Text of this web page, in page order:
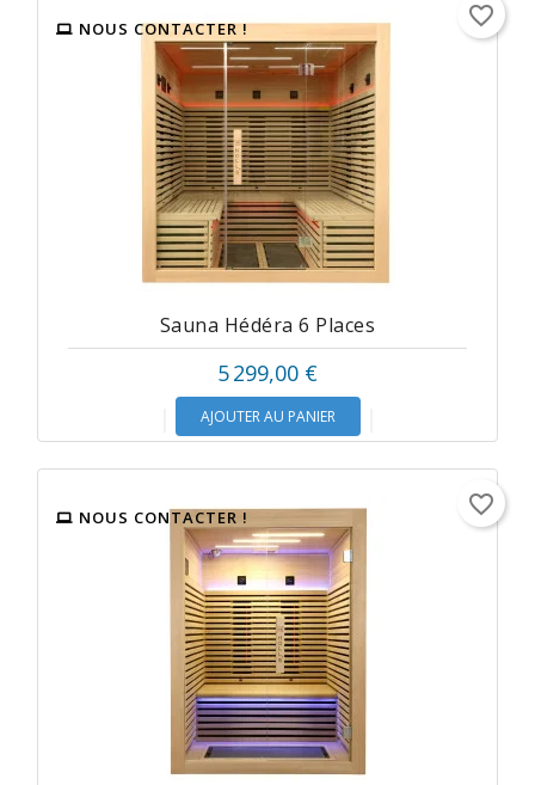
NOUS CONTACTER !
Sauna Hédéra 6 Places
5 299,00 €
AJOUTER AU PANIER
favorite_border
NOUS CONTACTER ! favorite_border